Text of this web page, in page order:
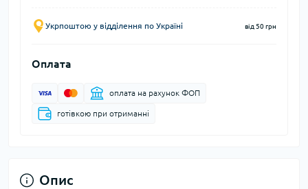
Укрпоштою у відділення по Україні від 50 грн
Оплата
оплата на рахунок ФОП
готівкою при отриманні
Опис